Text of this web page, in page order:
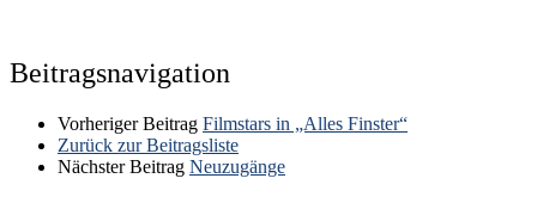
Beitragsnavigation
Vorheriger Beitrag Filmstars in „Alles Finster“
Zurück zur Beitragsliste
Nächster Beitrag Neuzugänge